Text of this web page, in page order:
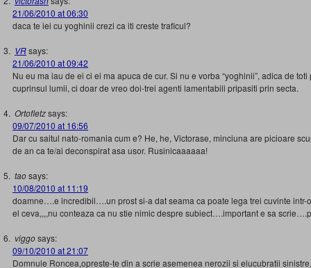
21/06/2010 at 06:30
daca te iei cu yoghinii crezi ca iti creste traficul?
VRsays:
21/06/2010 at 09:42
Nu eu ma iau de ei ci ei ma apuca de cur. Si nu e vorba “yoghinii”, adica de
cuprinsul lumii, ci doar de vreo doi-trei agenti lamentabili pripasiti prin secta.
Ortofletzsays:
09/07/2010 at 16:56
Dar cu saitul nato-romania cum e? He, he, Victorase, minciuna are picioare
de an ca te/ai deconspirat asa usor. Rusinicaaaaaa!
taosays:
10/08/2010 at 11:19
doamne….e incredibil….un prost si-a dat seama ca poate lega trei cuvinte intr-
el ceva,,,,nu conteaza ca nu stie nimic despre subiect….important e sa
viggosays:
09/10/2010 at 21:07
Domnule Roncea,opreste-te din a scrie asemenea nerozii si elucubratii